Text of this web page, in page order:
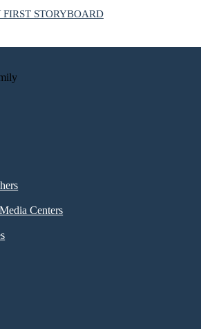
FIRST STORYBOARD
Centers